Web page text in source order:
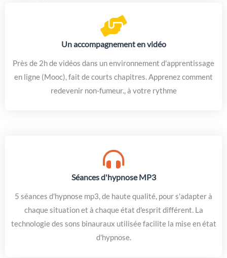
Un accompagnement en vidéo
Près de 2h de vidéos dans un environnement d'apprentissage
en ligne (Mooc), fait de courts chapitres. Apprenez comment
redevenir non-fumeur., à votre rythme
Séances d'hypnose MP3
5 séances d'hypnose mp3, de haute qualité, pour s'adapter à
chaque situation et à chaque état d'esprit différent. La
technologie des sons binauraux utilisée facilite la mise en état
d'hypnose.